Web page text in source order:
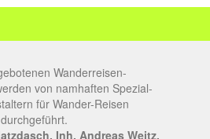
Wanderreisen-
von namhaften Spezial-
für Wander-Reisen
durchgeführt.
Inh. Andreas Weitz,